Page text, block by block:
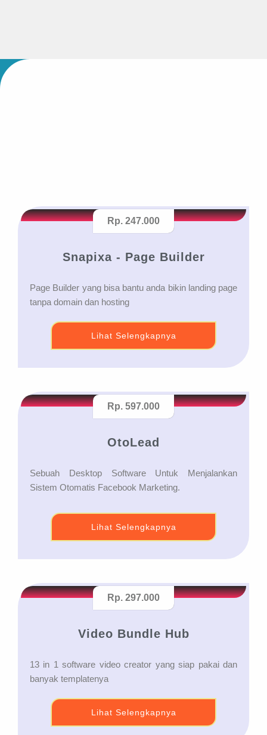
Rp. 247.000
Snapixa - Page Builder
Page Builder yang bisa bantu anda bikin landing page
tanpa domain dan hosting
Lihat Selengkapnya
Rp. 597.000
OtoLead
Sebuah Desktop Software Untuk Menjalankan
Sistem Otomatis Facebook Marketing.
Lihat Selengkapnya
Rp. 297.000
Video Bundle Hub
13 in 1 software video creator yang siap pakai dan
banyak templatenya
Lihat Selengkapnya